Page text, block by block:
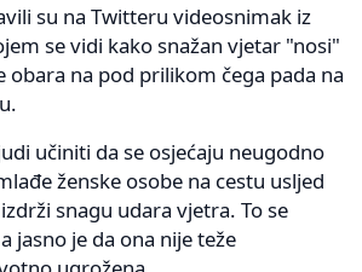
su na Twitteru videosnimak iz
se vidi kako snažan vjetar "nosi"
obara na pod prilikom čega pada na
učiniti da se osjećaju neugodno
ženske osobe na cestu usljed
snagu udara vjetra. To se
jasno je da ona nije teže